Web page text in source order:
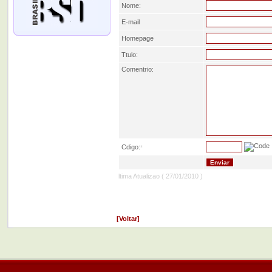
Nome:
E-mail
Homepage
Ttulo:
Comentrio:
Cdigo:*
ltima Atualizao ( 27/01/2010 )
[Voltar]